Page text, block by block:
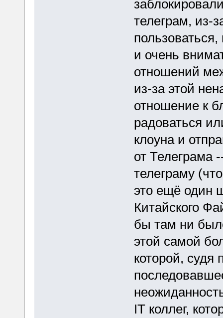
телеграм, из-
и очень
отношений
из-за этой
отношение к
радоваться
клоуна и
от Телеграма
телеграму
это ещё один
Китайского
бы там ни
этой самой
которой, судя
IT коллег,